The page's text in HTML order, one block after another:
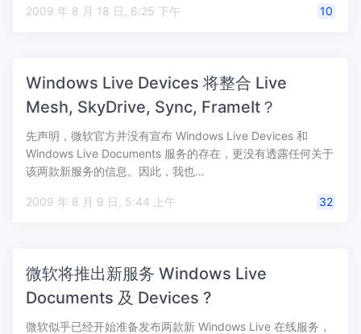
2009 年 8 月 18 日, 6:25 下午 10
Windows Live Devices 将整合 Live
Mesh, SkyDrive, Sync, FrameIt？
先声明，微软官方并没有宣布 Windows Live Devices 和
Windows Live Documents 服务的存在，更没有透露任何关于
该两款新服务的信息。因此，我也…
2009 年 8 月 9 日, 5:44 上午 32
微软将推出新服务 Windows Live
Documents 及 Devices ?
微软似乎已经开始准备发布两款新 Windows Live 在线服务，